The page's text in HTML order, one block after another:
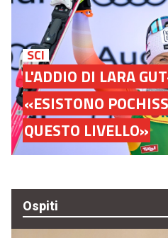
SCI
L'ADDIO DI LARA
«ESISTONO
QUESTO LIVELLO»
Ospiti